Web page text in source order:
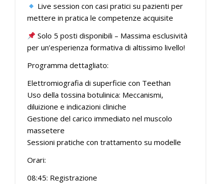
Live session con casi pratici su pazienti per
mettere in pratica le competenze acquisite
Solo 5 posti disponibili – Massima esclusività
per un’esperienza formativa di altissimo livello!
Programma dettagliato:
Elettromiografia di superficie con Teethan
Uso della tossina botulinica: Meccanismi,
diluizione e indicazioni cliniche
Gestione del carico immediato nel muscolo
massetere
Sessioni pratiche con trattamento su modelle
Orari:
08:45: Registrazione